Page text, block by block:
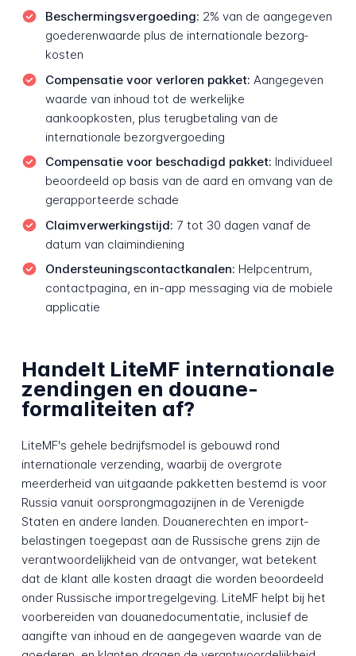
Beschermings­vergoeding: 2% van de aangegeven
goederen­waarde plus de internationale bezorg­
kosten
Compensatie voor verloren pakket: Aangegeven
waarde van inhoud tot de werkelijke
aankoopkosten, plus terugbetaling van de
internationale bezorg­vergoeding
Compensatie voor beschadigd pakket: Individueel
beoordeeld op basis van de aard en omvang van de
gerapporteerde schade
Claim­verwerkings­tijd: 7 tot 30 dagen vanaf de
datum van claim­indiening
Ondersteunings­contact­kanalen: Helpcentrum,
contact­pagina, en in-app messaging via de mobiele
applicatie
Handelt LiteMF internationale
zendingen en douane­
formaliteiten af?
LiteMF's gehele bedrijfs­model is gebouwd rond
internationale verzending, waarbij de overgrote
meerderheid van uitgaande pakketten bestemd is voor
Russia vanuit oorsprong­magazijnen in de Verenigde
Staten en andere landen. Douane­rechten en import­
belastingen toegepast aan de Russische grens zijn de
verantwoordelijkheid van de ontvanger, wat betekent
dat de klant alle kosten draagt die worden beoordeeld
onder Russische import­regelgeving. LiteMF helpt bij het
voorbereiden van douane­documentatie, inclusief de
aangifte van inhoud en de aangegeven waarde van de